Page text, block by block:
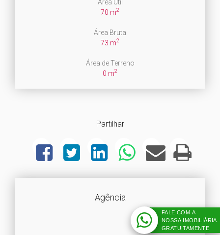
Área Útil
70 m2
Área Bruta
73 m2
Área de Terreno
0 m2
Partilhar
Agência
FALE COM A
NOSSA IMOBILIÁRIA
GRATUITAMENTE